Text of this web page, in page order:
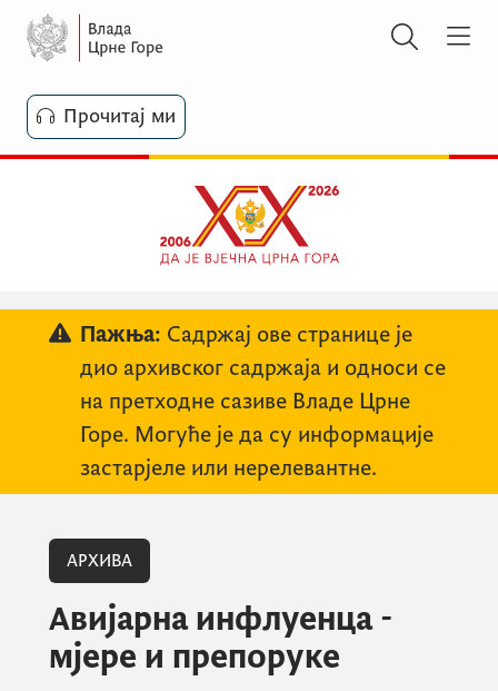
Прочитај ми
Пажња: Садржај ове странице је
дио архивског садржаја и односи се
на претходне сазиве Владе Црне
Горе. Могуће је да су информације
застарјеле или нерелевантне.
АРХИВА
Авијарна инфлуенца -
мјере и препоруке